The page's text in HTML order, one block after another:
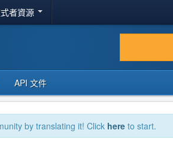
者資源
API 文件
by translating it! Click here to start.